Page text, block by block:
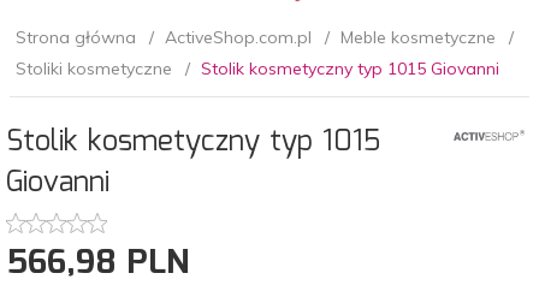
Strona główna ActiveShop.com.pl
Meble kosmetyczne
Stoliki kosmetyczne
Stolik kosmetyczny typ 1015 Giovanni
Stolik kosmetyczny typ 1015
Giovanni
566,98 PLN